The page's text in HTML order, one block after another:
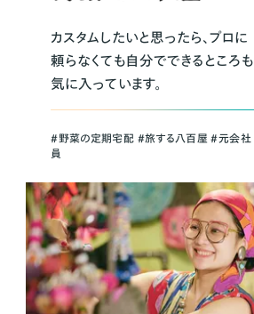
カスタムしたいと思ったら、プロに
頼らなくても自分でできるところも
気に入っています。
＃野菜の定期宅配 ＃旅する八百屋 ＃元会社
員